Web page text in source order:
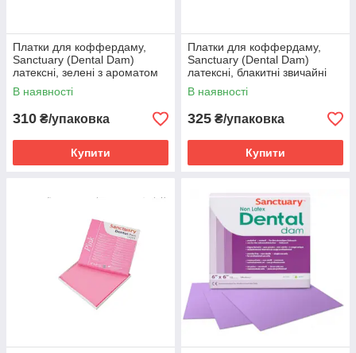
Платки для коффердаму,
Sanctuary (Dental Dam)
латексні, зелені з ароматом
м'яти, (152мм х 152мм) 36шт
В наявності
310 ₴/упаковка
Купити
Платки для коффердаму,
Sanctuary (Dental Dam)
латексні, блакитні звичайні
(без запаху), (152мм
x152мм) 36шт
В наявності
325 ₴/упаковка
Купити